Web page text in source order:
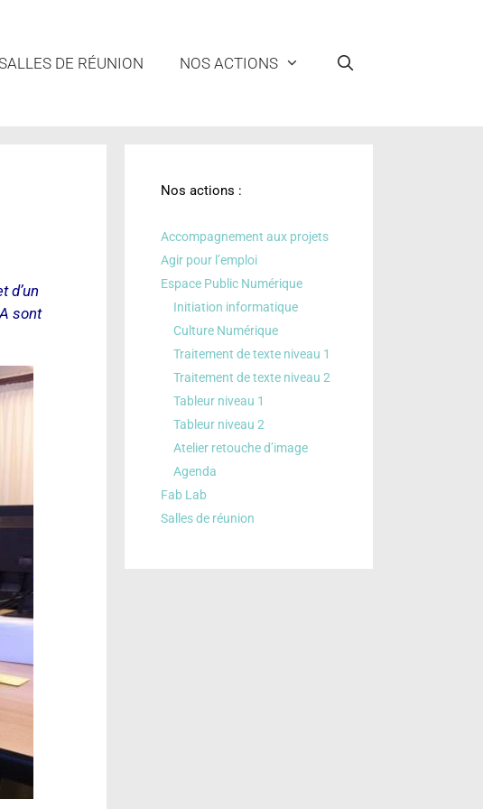
DE RÉUNION NOS ACTIONS
d’un
sont
Nos actions :
Accompagnement aux projets
Agir pour l’emploi
Espace Public Numérique
Initiation informatique
Culture Numérique
Traitement de texte niveau 1
Traitement de texte niveau 2
Tableur niveau 1
Tableur niveau 2
Atelier retouche d’image
Agenda
Fab Lab
Salles de réunion